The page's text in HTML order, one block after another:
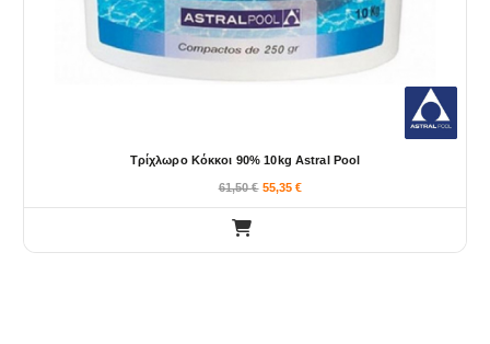
Τρίχλωρο Κόκκοι 90% 10kg Astral Pool
61,50€ 55,35€